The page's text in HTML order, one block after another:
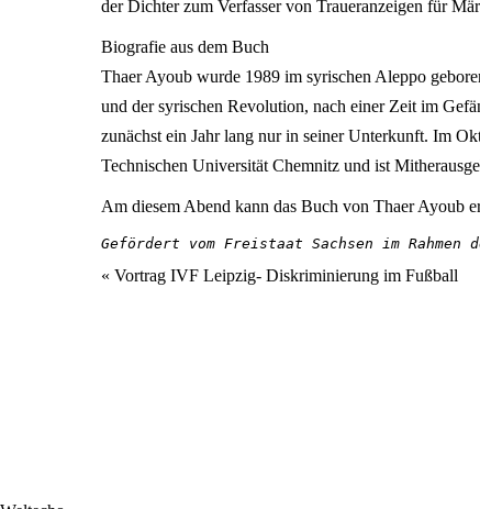
der Dichter zum Verfasser von Traueranzeigen für
Biografie aus dem Buch
Thaer Ayoub wurde 1989 im syrischen Aleppo
und der syrischen Revolution, nach einer Zeit im
zunächst ein Jahr lang nur in seiner Unterkunft. Im
Technischen Universität Chemnitz und ist
Am diesem Abend kann das Buch von Thaer Ayoub
Gefördert vom Freistaat Sachsen im Rahmen
Veranstaltung
« Vortrag IVF Leipzig- Diskriminierung im Fußball